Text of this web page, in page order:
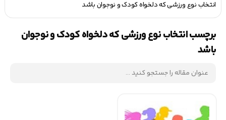
انتخاب نوع ورزشی که دلخواه کودک و نوجوان باشد
برچسب انتخاب نوع ورزشی که دلخواه کودک و نوجوان
باشد